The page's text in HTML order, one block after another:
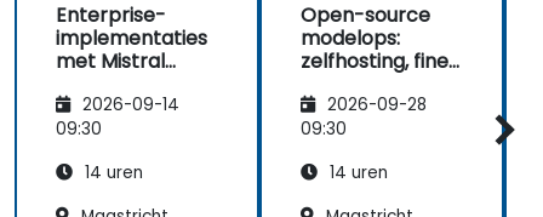
Enterprise-
implementaties
met Mistral
2026-09-14
09:30
14 uren
Open-source
modelops:
zelfhosting, fine-
governance met
Devstral- en
modellen
2026-09-28
09:30
14 uren